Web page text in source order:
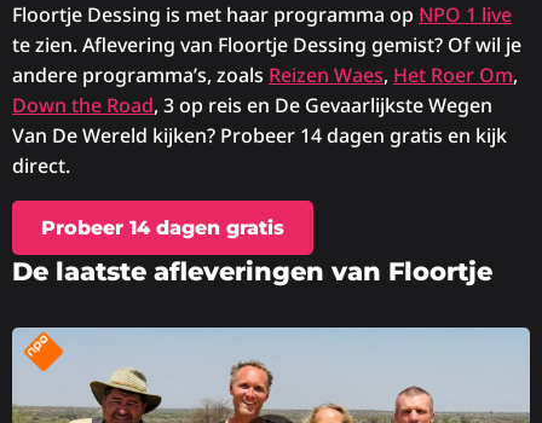
Floortje Dessing is met haar programma op NPO 1 live
te zien. Aflevering van Floortje Dessing gemist? Of wil je
andere programma’s, zoals Reizen Waes, Het Roer Om,
Down the Road, 3 op reis en De Gevaarlijkste Wegen
Van De Wereld kijken? Probeer 14 dagen gratis en kijk
direct.
Probeer 14 dagen gratis
De laatste afleveringen van Floortje